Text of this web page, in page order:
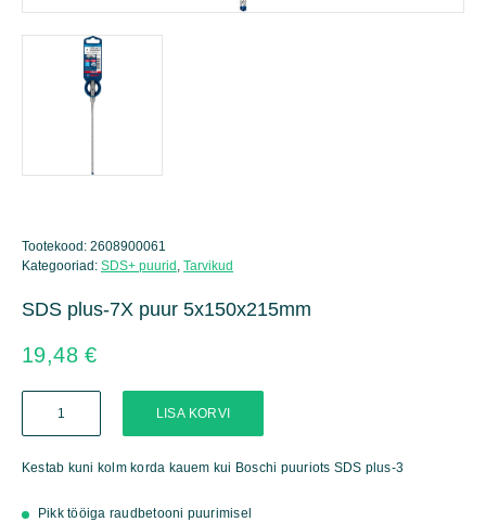
Tootekood: 2608900061
Kategooriad: SDS+ puurid Tarvikud
SDS plus-7X puur 5x150x215mm
19,48€
7X
5x150x215mm
LISA KORVI
Kestab kuni kolm korda kauem kui Boschi puuriots SDS plus-3
Pikk tööiga raudbetooni puurimisel